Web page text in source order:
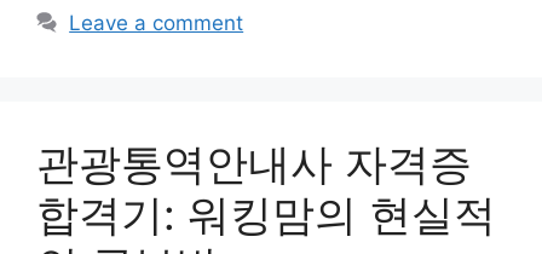
Leave a comment
관광통역안내사 자격증
합격기: 워킹맘의 현실적